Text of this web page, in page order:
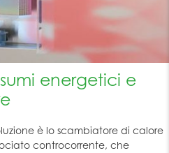
energetici e
è lo scambiatore di calore
controcorrente, che